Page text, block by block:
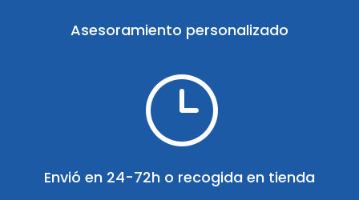
Asesoramiento personalizado
}
Envió en 24-72h o recogida en tienda